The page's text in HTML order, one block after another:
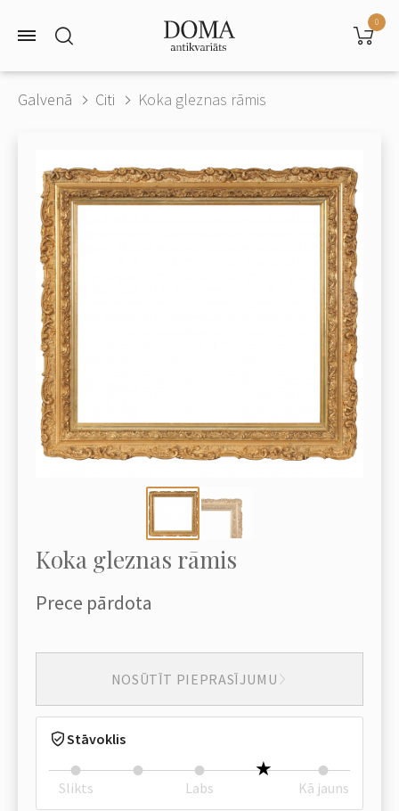
0
Galvenā Citi Koka gleznas rāmis
Koka gleznas rāmis
Prece pārdota
NOSŪTĪT PIEPRASĪJUMU
Stāvoklis
Slikts Labs Kā jauns